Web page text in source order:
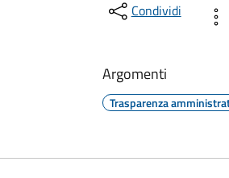
Condividi
Argomenti
Trasparenza